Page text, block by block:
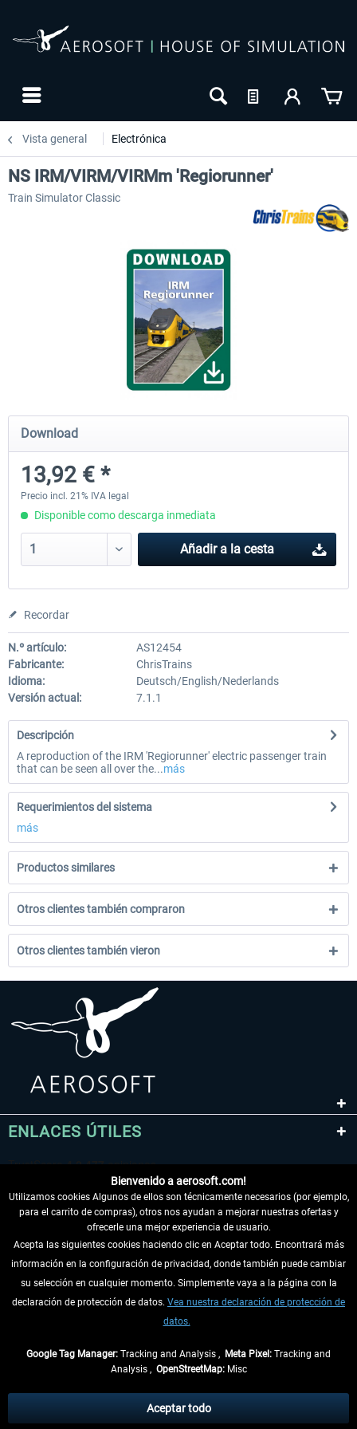
Vista general Electrónica
ICE 4 (Class 412)
35,54 € *
Stadler Flirt 3
NS IRM/VIRM/VIRMm 'Regiorunner'
Train Simulator Classic
Download
13,92 € *
Precio incl. 21% IVA legal
Disponible como descarga inmediata
Añadir a la cesta
Recordar
N.º artículo:
AS12454
Fabricante:
ChrisTrains
Idioma:
Deutsch/English/Nederlands
Versión actual:
7.1.1
Descripción
A reproduction of the IRM 'Regiorunner' electric passenger train
that can be seen all over the...más
Requerimientos del sistema
más
Productos similares
Otros clientes también compraron
Otros clientes también vieron
ENLACES ÚTILES
DESISTIR DEL CONTRATO
INFORMACIÓN
tasas de recepción si no se describe lo contrario
** De aplicación a envíos dentro de Alemania. Los plazos de envío para los
Bienvenido a aerosoft.com!
Utilizamos cookies Algunos de ellos son técnicamente necesarios (por ejemplo,
para el carrito de compras), otros nos ayudan a mejorar nuestras ofertas y
ofrecerle una mejor experiencia de usuario.
Acepta las siguientes cookies haciendo clic en Aceptar todo. Encontrará más
información en la configuración de privacidad, donde también puede cambiar
su selección en cualquier momento. Simplemente vaya a la página con la
declaración de protección de datos. Vea nuestra declaración de protección de
datos.
Google Tag Manager: Tracking and Analysis , Meta Pixel: Tracking and
Analysis , OpenStreetMap:Misc
Aceptar todo